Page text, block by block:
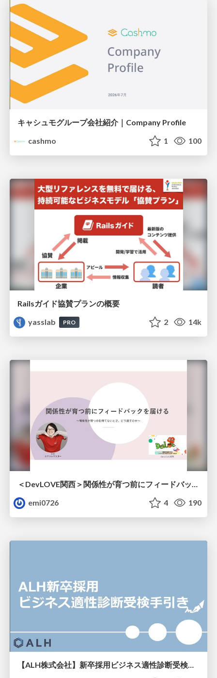
キャシュモグループ会社紹介｜Company Profile
cashmo
1 100
Railsガイド協賛プランの概要
yasslab
PRO 2 14k
＜DevLOVE関西＞関係性が育つ前にフィードバックを届ける ～関係性が育つのを待てないとき、どう渡すのか～
emi0726
4 190
【ALH株式会社】新卒採用ビジネス適性診断受検手引き